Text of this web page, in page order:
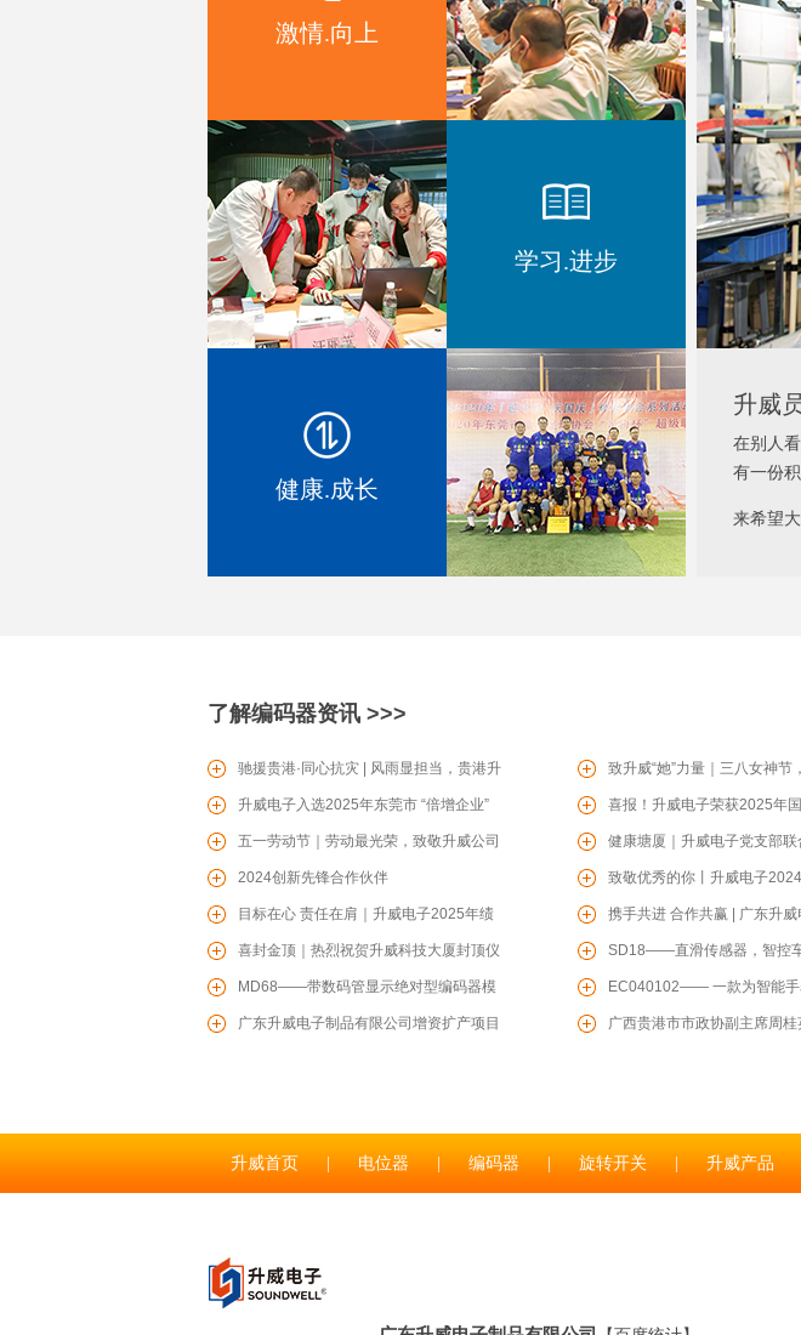
MD52带OLED显示旋钮模组
EC1604 增量型编码器
TS06轻触开关
RS1706塑胶轴旋转多路开关
激情.向上
学习.进步
健康.成长
升威
在别人
有一份
来希望
了解编码器资讯 >>>
驰援贵港·同心抗灾 | 风雨显担当，贵港升
威爱心驰援贵港防汛一线
致升威“她”力量｜三八女神节
暖，共赴芳华
升威电子入选2025年东莞市 “倍增企业”
名单
喜报！升威电子荣获2025年
新“小巨人”企业
五一劳动节｜劳动最光荣，致敬升威公司
每一位辛勤的劳动者！
健康塘厦｜升威电子党支部
党支部开展“两企三新”党建联
康联盟活动
2024创新先锋合作伙伴 致敬优秀的你丨升威电子
先表彰大会圆满举行
目标在心 责任在肩｜升威电子2025年绩
效目标责任书签约仪式圆满召开
携手共进 合作共赢 | 广东升
度供应商赋能培训会圆满成功
喜封金顶｜热烈祝贺升威科技大厦封顶仪
式圆满举行
SD18——直滑传感器，智控
感器，为您保驾护航
MD68——带数码管显示绝对型编码器模
组
EC040102—— 一款为智能手
的增量型编码器
广东升威电子制品有限公司增资扩产项目 广西贵港市市政协副主席周桂
升威首页 电位器 编码器 旋转开关 升威产品